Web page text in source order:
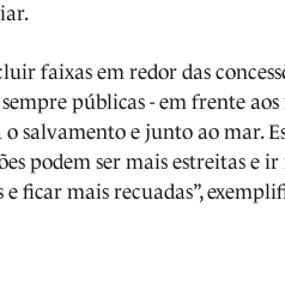
faixas em redor das
públicas - em frente aos
salvamento e junto ao mar.
podem ser mais estreitas e
ficar mais recuadas”,